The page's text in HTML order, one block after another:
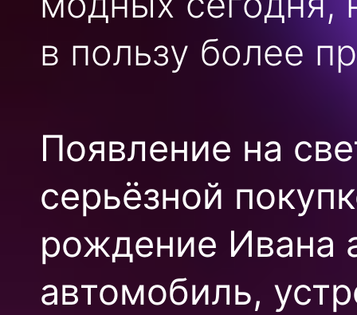
в пользу более
Появление на
серьёзной
рождение Ивана
автомобиль,